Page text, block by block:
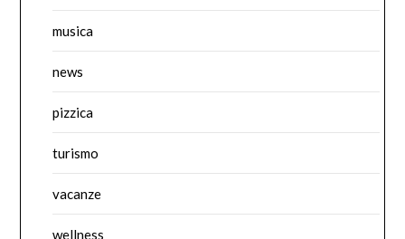
musica
news
pizzica
turismo
vacanze
wellness